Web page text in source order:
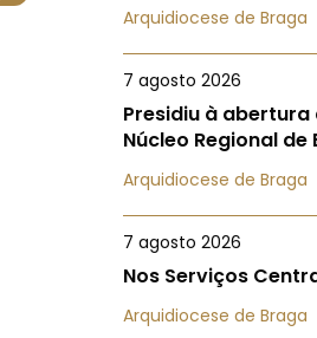
Arquidiocese de Braga
7 agosto 2026
Presidiu à
Núcleo Regional de
Arquidiocese de Braga
7 agosto 2026
Nos Serviços
Arquidiocese de Braga